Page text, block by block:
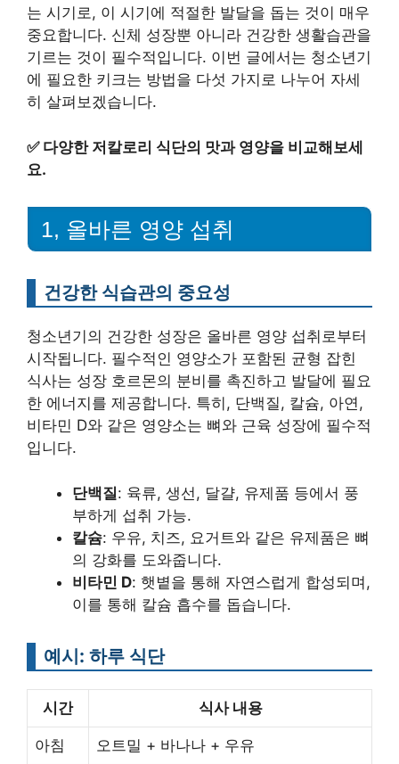
는 시기로, 이 시기에 적절한 발달을 돕는 것이 매우
중요합니다. 신체 성장뿐 아니라 건강한 생활습관을
기르는 것이 필수적입니다. 이번 글에서는 청소년기
에 필요한 키크는 방법을 다섯 가지로 나누어 자세
히 살펴보겠습니다.
✅ 다양한 저칼로리 식단의 맛과 영양을 비교해보세
요.
1, 올바른 영양 섭취
건강한 식습관의 중요성
청소년기의 건강한 성장은 올바른 영양 섭취로부터
시작됩니다. 필수적인 영양소가 포함된 균형 잡힌
식사는 성장 호르몬의 분비를 촉진하고 발달에 필요
한 에너지를 제공합니다. 특히, 단백질, 칼슘, 아연,
비타민 D와 같은 영양소는 뼈와 근육 성장에 필수적
입니다.
단백질: 육류, 생선, 달걀, 유제품 등에서 풍
부하게 섭취 가능.
칼슘: 우유, 치즈, 요거트와 같은 유제품은 뼈
의 강화를 도와줍니다.
비타민 D: 햇볕을 통해 자연스럽게 합성되며,
이를 통해 칼슘 흡수를 돕습니다.
예시: 하루 식단
시간 식사 내용
아침 오트밀 + 바나나 + 우유